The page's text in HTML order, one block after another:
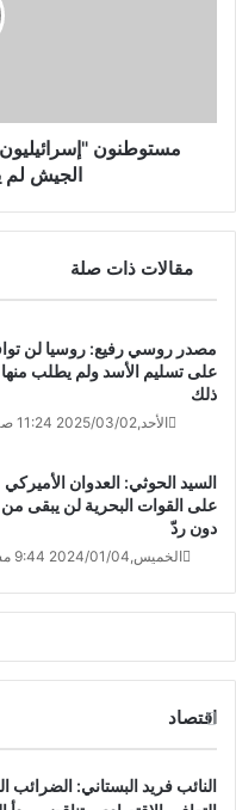
مستوطنون
الجيش لم
مقالات ذات صلة
مصدر روسي رفيع: روسيا لن
على تسليم الأسد ولم يطلب منها
ذلك
الأحد,2025/03/02 11:24 صباحًا
السيد الحوثي: العدوان الأميركي
على القوات البحرية لن يبقى من
دون ردّ
الخميس,2024/01/04 9:44 مساءً
اقتصاد
النائب فريد البستاني: الضرائب